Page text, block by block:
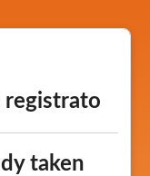
registrato
taken